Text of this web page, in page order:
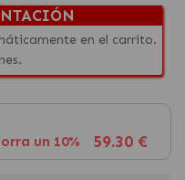
en el carrito.
un 10% 59.30 €